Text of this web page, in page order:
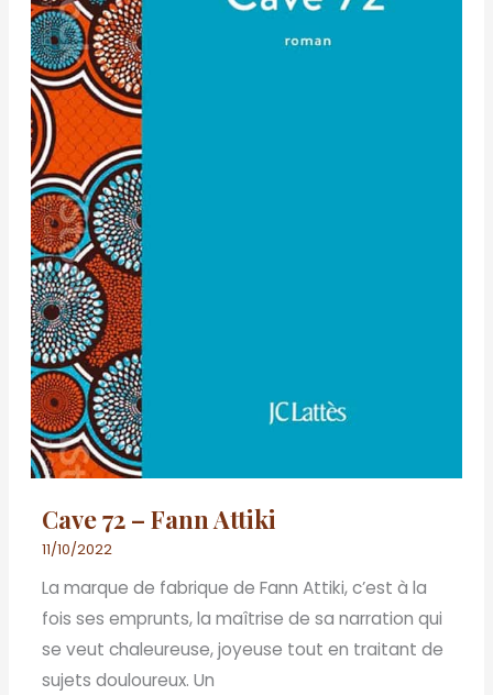
Cave 72 – Fann Attiki
11/10/2022
La marque de fabrique de Fann Attiki, c’est à la
fois ses emprunts, la maîtrise de sa narration qui
se veut chaleureuse, joyeuse tout en traitant de
sujets douloureux. Un